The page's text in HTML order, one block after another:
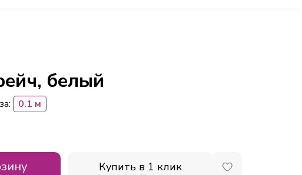
белый
0.1 м
Купить в 1 клик